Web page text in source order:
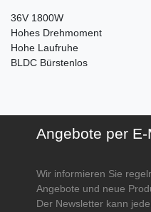
36V 1800W
Hohes Drehmoment
Hohe Laufruhe
BLDC Bürstenlos
Angebote per E-
Wir informieren Sie
Angebote und neue
Der Newsletter kann